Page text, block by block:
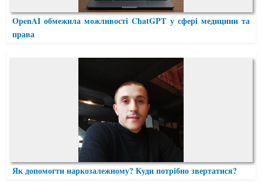
OpenAI обмежила можливості ChatGPT у сфері медицини та
права
Як допомогти наркозалежному? Куди потрібно звертатися?